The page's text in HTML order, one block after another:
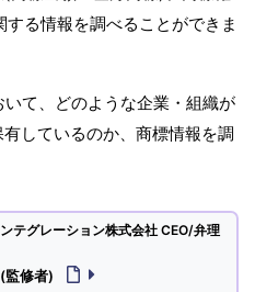
る情報を調べることができま
て、どのような企業・組織が
しているのか、商標情報を調
テグレーション株式会社 CEO/弁理
(監修者)